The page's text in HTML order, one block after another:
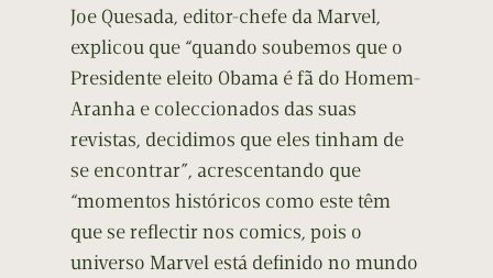
Joe Quesada, editor-chefe da Marvel,
explicou que “quando soubemos que o
Presidente eleito Obama é fã do Homem-
Aranha e coleccionados das suas
revistas, decidimos que eles tinham de
se encontrar”, acrescentando que
“momentos históricos como este têm
que se reflectir nos comics, pois o
universo Marvel está definido no mundo